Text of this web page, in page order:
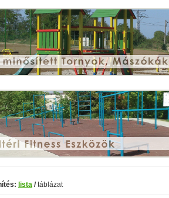
lista /táblázat